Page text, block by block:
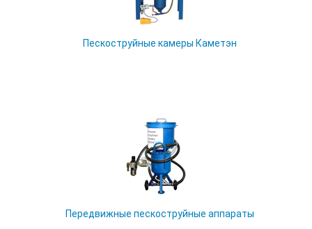
Пескоструйные камеры Каметэн
Передвижные пескоструйные аппараты